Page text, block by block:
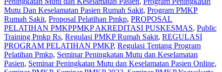
Mutu Dan Keselamatan Pasien Rumah Sakit, Program PMKP
Rumah Sakit, Proposal Pelatihan Pmkp, PROPOSAL
PELATIHAN PMKPPMKP AKREDITASI PUSKESMAS, Public
Training Pmkp Rs, Regulasi PMKP Rumah Sakit, REGULASI
PROGRAM PELATIHAN PMKP, Regulasi Tentang Program
Pelatihan Pmkp, Seminar Peningkatan Mutu dan Keselamatan
Pasien, Seminar Peningkatan Mutu dan Keselamatan Pasien Online,